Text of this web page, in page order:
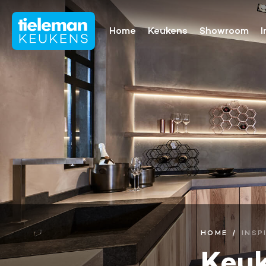
Home Keukens
Onze collectie
Keukenmerken
Keukenfronten
Aanrechtbladen
Keukenapparatuur
Keukenaccessoires
Keukenrenovatie
Showroom
HOME